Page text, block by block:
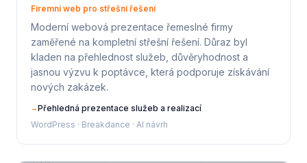
Firemní web pro střešní řešení
Moderní webová prezentace řemeslné firmy
zaměřené na kompletní střešní řešení. Důraz byl
kladen na přehlednost služeb, důvěryhodnost a
jasnou výzvu k poptávce, která podporuje získávání
nových zakázek.
→Přehledná prezentace služeb a realizací
WordPress · Breakdance · AI návrh